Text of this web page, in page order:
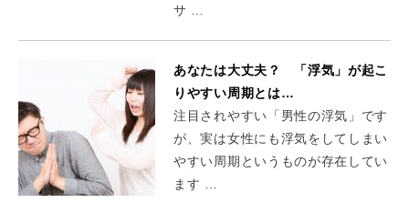
サ …
あなたは大丈夫？ 「浮気」が起こ
りやすい周期とは…
注目されやすい「男性の浮気」です
が、実は女性にも浮気をしてしまい
やすい周期というものが存在してい
ます …